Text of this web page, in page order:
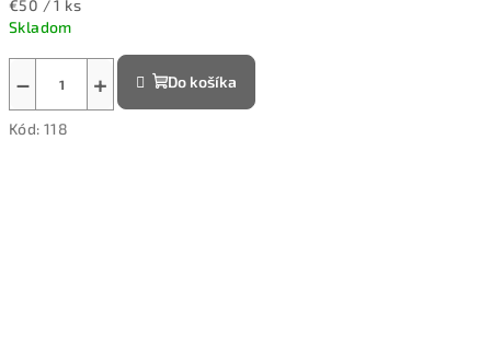
Jednotková
cena:
€50 / 1 ks
Skladom
+
− Do košíka
Kód: 118